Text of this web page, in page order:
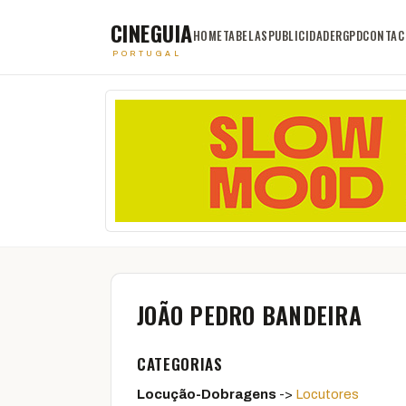
CINEGUIA
PORTUGAL
HOMETABELASPUBLICIDADERGPD
JOÃO PEDRO BANDEIRA
CATEGORIAS
Locução-Dobragens -> Locutores